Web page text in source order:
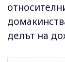
делът на